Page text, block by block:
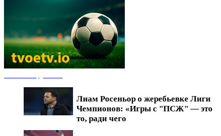
Лиам Росеньор о жеребьевке Лиги
Чемпионов: «Игры с "ПСЖ" — это
то, ради чего